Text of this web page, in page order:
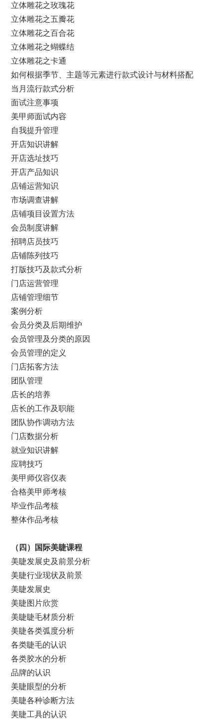
立体雕花之玫瑰花
立体雕花之五瓣花
立体雕花之百合花
立体雕花之蝴蝶结
立体雕花之卡通
如何根据季节、主题等元素进行款式设计与材料搭配
当月流行款式分析
面试注意事项
美甲师面试内容
自我提升管理
开店知识讲解
开店选址技巧
开店产品知识
店铺运营知识
市场调查讲解
店铺项目设置方法
会员制度讲解
招聘店员技巧
店铺陈列技巧
打版技巧及款式分析
门店运营管理
店铺管理细节
案例分析
会员分类及后期维护
会员管理及分类的原因
会员管理的定义
门店拓客方法
团队管理
店长的培养
店长的工作及职能
团队协作调动方法
门店数据分析
就业知识讲解
应聘技巧
美甲师仪容仪表
合格美甲师考核
毕业作品考核
整体作品考核
（ 四 ）
国际美睫课程
美睫发展史及前景分析
美睫行业现状及前景
美睫发展史
美睫图片欣赏
美睫睫毛材质分析
美睫各类弧度分析
各类睫毛的认识
各类胶水的分析
品牌的认识
美睫眼型的分析
美睫各种诊断方法
美睫工具的认识